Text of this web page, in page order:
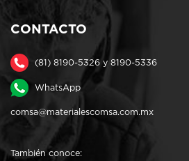
CONTACTO
(81) 8190-5326 y 8190-5336
WhatsApp
comsa@materialescomsa.com.mx
También conoce: